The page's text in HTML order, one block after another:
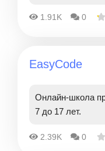
1.91K 0
EasyCode
Онлайн-школа
7 до 17 лет.
2.39K 0